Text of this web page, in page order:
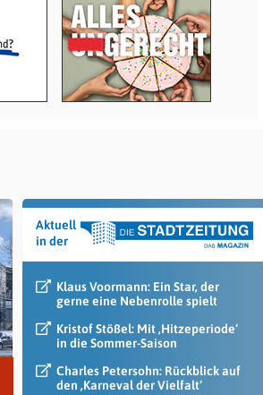
Aktuell
in der
Klaus Voormann: Ein Star, der
gerne eine Nebenrolle spielt
Kristof Stößel: Mit ‚Hitzeperiode‘
in die Sommer-Saison
Charles Petersohn: Rückblick auf
den ‚Karneval der Vielfalt‘